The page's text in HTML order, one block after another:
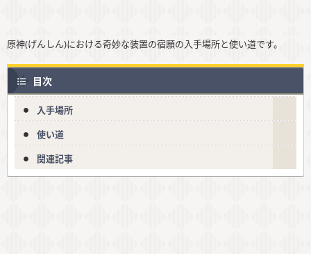
原神(げんしん)における奇妙な装置の宿願の入手場所と使い道です。
目次
入手場所
使い道
関連記事